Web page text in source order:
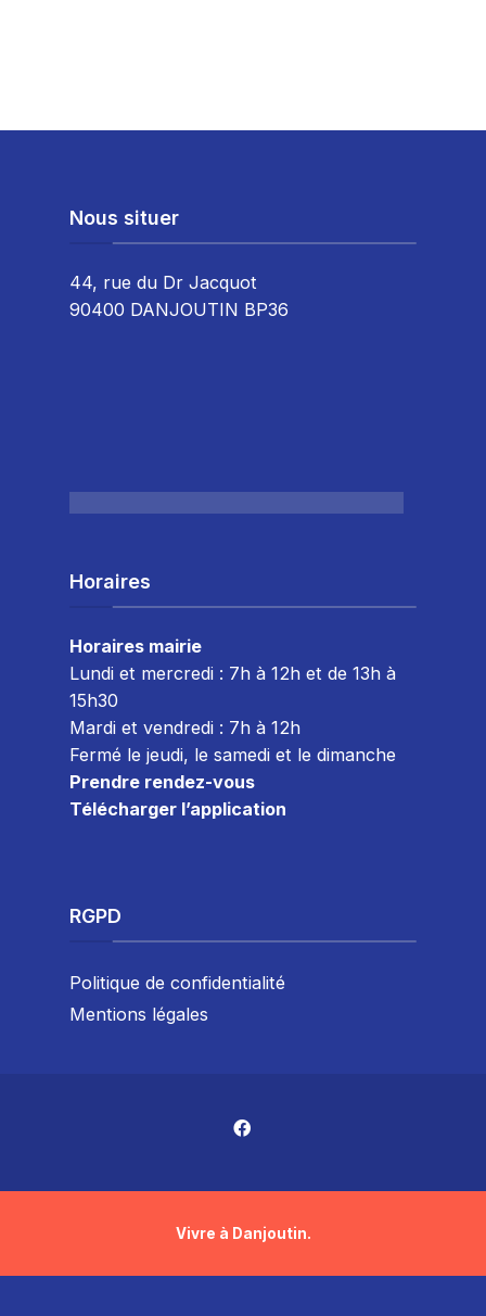
Nous situer
44, rue du Dr Jacquot
90400 DANJOUTIN BP36
Horaires
Horaires mairie
Lundi et mercredi : 7h à 12h et de 13h à
15h30
Mardi et vendredi : 7h à 12h
Fermé le jeudi, le samedi et le dimanche
Prendre rendez-vous
Télécharger l’application
RGPD
Politique de confidentialité
Mentions légales
Vivre à Danjoutin.